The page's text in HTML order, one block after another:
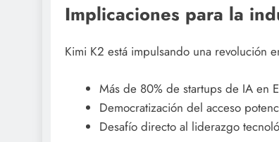
Implicaciones para la
Kimi K2 está impulsando una revolución
Más de 80% de startups de IA en
Democratización del acceso
Desafío directo al liderazgo